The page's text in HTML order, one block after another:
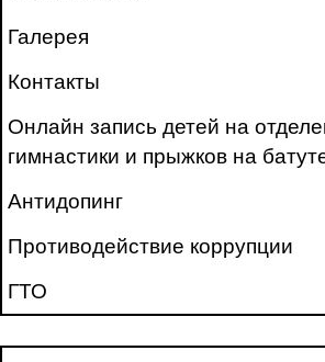
Галерея
Контакты
Онлайн запись детей на
гимнастики и прыжков на
Антидопинг
Противодействие коррупции
ГТО